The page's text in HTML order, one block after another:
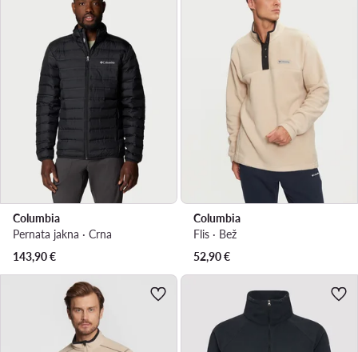
Columbia
Pernata jakna · Crna
143,90€
Columbia
Flis · Bež
52,90€